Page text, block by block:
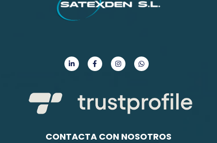
CONTACTA CON NOSOTROS